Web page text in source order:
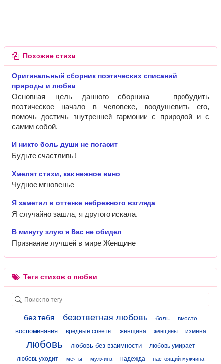
Похожие стихи
Оригинальный сборник поэтических описаний
природы и любви
Основная цель данного сборника – пробудить
поэтическое начало в человеке, воодушевить его,
помочь достичь внутренней гармонии с природой и с
самим собой.
И никто боль души не погасит
Будьте счастливы!
Хмелят стихи, как нежное вино
Чудное мгновенье
Я заметил в оттенке небрежного взгляда
Я случайно зашла, я другого искала.
В минуту злую я Вас не обидел
Признание лучшей в мире Женщине
Теги стихов о любви
без тебя безответная любовь боль вместе
воспоминания вредные советы женщина женщины измена
любовь любовь без взаимности
любовь умирает
любовь уходит
мечты мужчина надежда настоящий мужчина